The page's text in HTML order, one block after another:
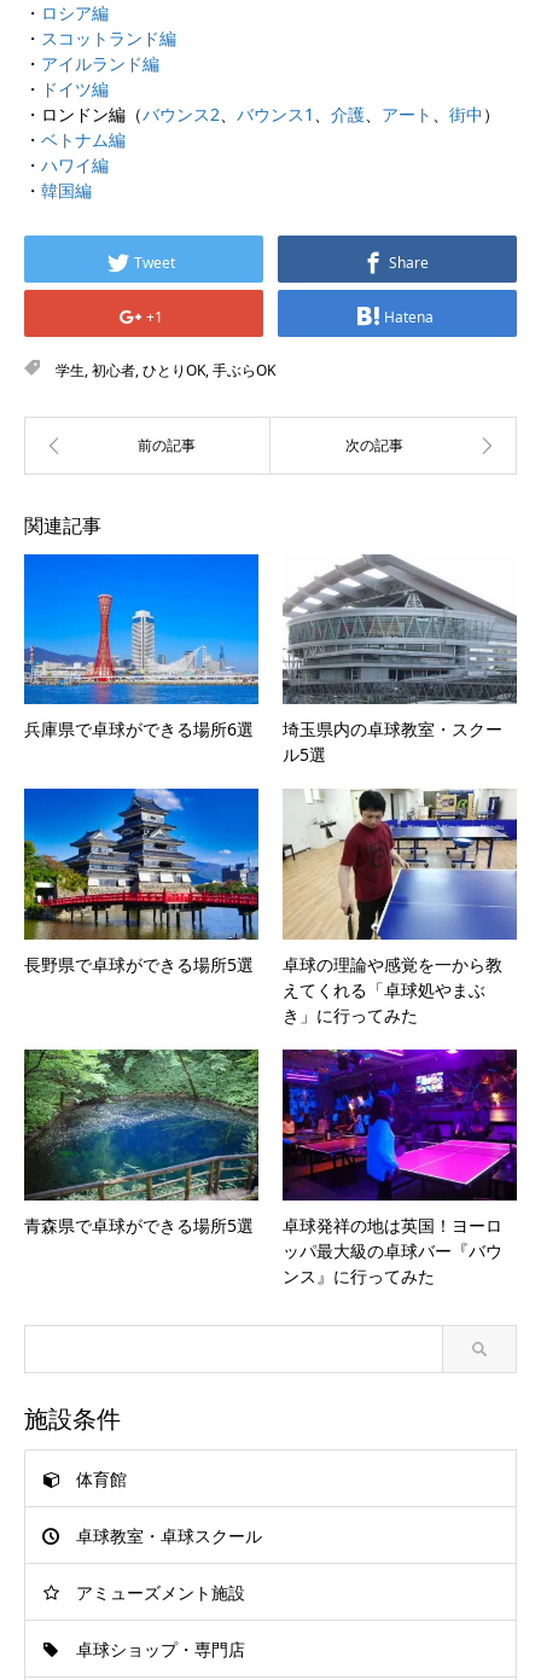
・ ロシア編
・ スコットランド編
・ アイルランド編
・ ドイツ編
・ロンドン編（バウンス2、 バウンス1 、 介護、 アート 、 街中）
・ ベトナム編
・ ハワイ編
・ 韓国編
Tweet Share
+1 Hatena
学生,初心者,ひとりOK,手ぶらOK
関連記事
兵庫県で卓球ができる場所6選
埼玉県内の卓球教室・スクー
ル5選
長野県で卓球ができる場所5選
卓球の理論や感覚を一から教
えてくれる「卓球処やまぶ
き」に行ってみた
青森県で卓球ができる場所5選
卓球発祥の地は英国！ヨーロ
ッパ最大級の卓球バー『バウ
ンス』に行ってみた
施設条件
体育館
卓球教室・卓球スクール
アミューズメント施設
卓球ショップ・専門店